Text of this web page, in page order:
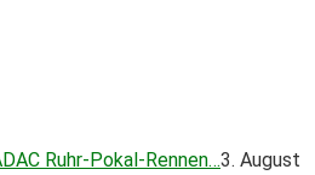
Ruhr-Pokal-Rennen…3. August